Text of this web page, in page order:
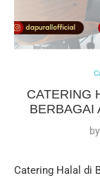
CATERING
BERBAGAI
by
Catering Halal di